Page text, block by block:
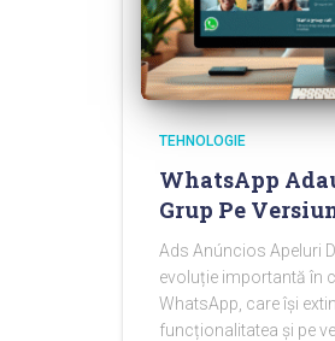
TEHNOLOGIE
WhatsApp
Grup Pe
Ads Anúncios Apeluri
evoluție importantă în
WhatsApp, care își
funcționalitatea și pe